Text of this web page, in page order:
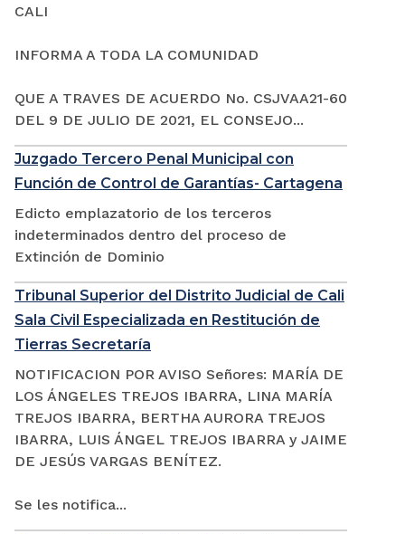
CALI
INFORMA A TODA LA COMUNIDAD
QUE A TRAVES DE ACUERDO No. CSJVAA21-60
DEL 9 DE JULIO DE 2021, EL CONSEJO...
Juzgado Tercero Penal Municipal con
Función de Control de Garantías- Cartagena
Edicto emplazatorio de los terceros
indeterminados dentro del proceso de
Extinción de Dominio
Tribunal Superior del Distrito Judicial de Cali
Sala Civil Especializada en Restitución de
Tierras Secretaría
NOTIFICACION POR AVISO Señores: MARÍA DE
LOS ÁNGELES TREJOS IBARRA, LINA MARÍA
TREJOS IBARRA, BERTHA AURORA TREJOS
IBARRA, LUIS ÁNGEL TREJOS IBARRA y JAIME
DE JESÚS VARGAS BENÍTEZ.
Se les notifica...